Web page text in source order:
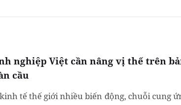
nghiệp Việt cần nâng vị thế trên
cầu
tế thế giới nhiều biến động, chuỗi cung